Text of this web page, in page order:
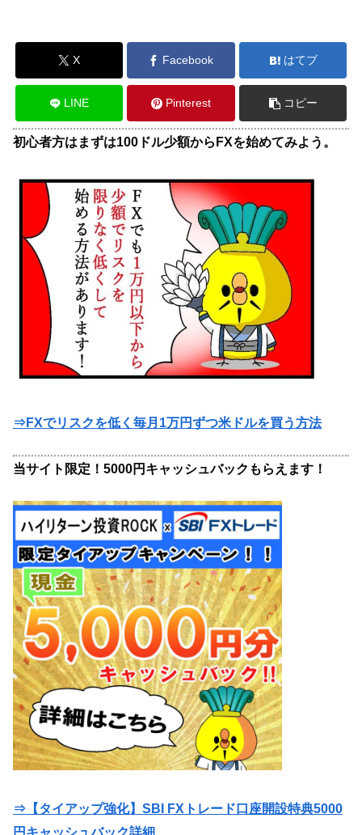
X Facebook はてブ
LINE Pinterest コピー
初心者方はまずは100ドル少額からFXを始めてみよう。
⇒FXでリスクを低く毎月1万円ずつ米ドルを買う方法
当サイト限定！5000円キャッシュバックもらえます！
⇒【タイアップ強化】SBI FXトレード口座開設特典5000